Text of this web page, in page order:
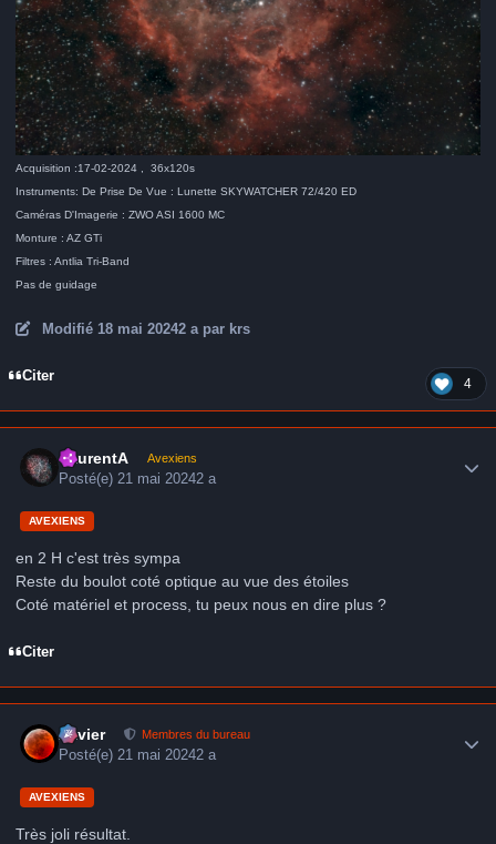
Acquisition :17-02-2024 , 36x120s
Instruments: De Prise De Vue : Lunette SKYWATCHER 72/420 ED
Caméras D'Imagerie : ZWO ASI 1600 MC
Monture : AZ GTi
Filtres : Antlia Tri-Band
Pas de guidage
Modifié 18 mai 20242 apar krs
Citer 4
LaurentA Avexiens
Posté(e)21 mai 20242 a
AVEXIENS
en 2 H c'est très sympa
Reste du boulot coté optique au vue des étoiles
Coté matériel et process, tu peux nous en dire plus ?
Citer
Xavier Membres du bureau
Posté(e) 21 mai 20242 a
AVEXIENS
Très joli résultat.